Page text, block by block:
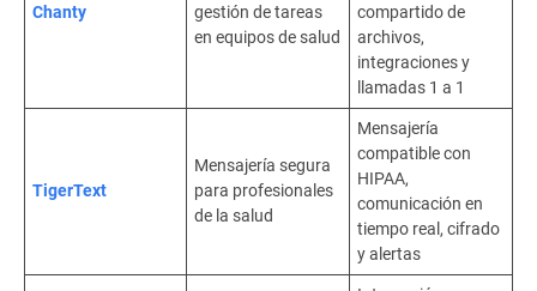
Chanty
gestión de tareas
en equipos de salud
compartido de
archivos,
integraciones y
llamadas 1 a 1
TigerText
Mensajería segura
para profesionales
de la salud
Mensajería
compatible con
HIPAA,
comunicación en
tiempo real, cifrado
y alertas